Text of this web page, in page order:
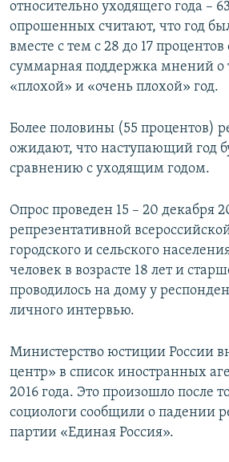
относительно уходящего года –
опрошенных считают, что год
вместе с тем с 28 до 17
суммарная поддержка мнений о
«плохой» и «очень плохой» год.
Более половины (55 процентов)
ожидают, что наступающий год
сравнению с уходящим годом.
Опрос проведен 15 – 20 декабря
репрезентативной
городского и сельского
человек в возрасте 18 лет и
проводилось на дому у
личного интервью.
Министерство юстиции России
центр» в список иностранных
2016 года. Это произошло после
социологи сообщили о падении
партии «Единая Россия».